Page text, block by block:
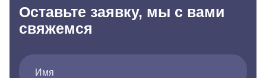
Оставьте заявку, мы с вами
свяжемся
Имя